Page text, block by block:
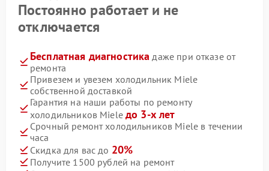
Постоянно работает и не
отключается
Бесплатная диагностика даже при отказе от
ремонта
Привезем и увезем холодильник Miele
собственной доставкой
Гарантия на наши работы по ремонту
холодильников Mieleдо 3-х лет
Срочный ремонт холодильников Miele в течении
часа
Скидка для вас до 20%
Получите 1500 рублей на ремонт